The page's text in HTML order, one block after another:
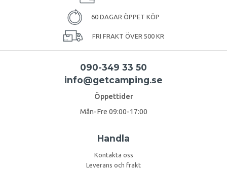
60 DAGAR ÖPPET KÖP
FRI FRAKT ÖVER 500 KR
090-349 33 50
info@getcamping.se
Öppettider
Mån-Fre 09:00-17:00
Handla
Kontakta oss
Leverans och frakt